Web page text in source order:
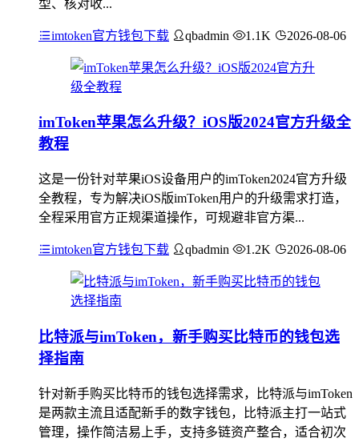
型、核对收...
imtoken官方钱包下载 qbadmin 1.1K 2026-08-06
imToken苹果怎么升级？iOS版2024官方升级全
教程
这是一份针对苹果iOS设备用户的imToken2024官方升级
全教程，专为解决iOS版imToken用户的升级需求打造，
全程采用官方正规渠道操作，可规避非官方渠...
imtoken官方钱包下载 qbadmin 1.2K 2026-08-06
比特派与imToken，新手购买比特币的钱包选
择指南
针对新手购买比特币的钱包选择需求，比特派与imToken
是两款主流且适配新手的数字钱包，比特派主打一站式
管理，操作简洁易上手，支持多链资产整合，适合初次